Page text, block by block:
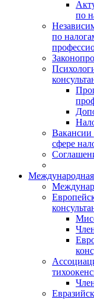
по
по
Вакансии
сфере
Международная